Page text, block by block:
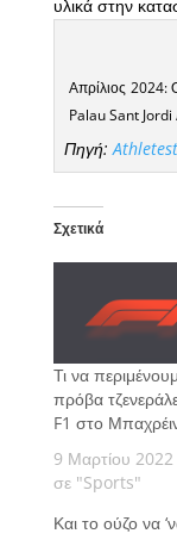
υλικά στην
Απρίλιος 2024:
Palau Sant
Πηγή:
Σχετικά
Τι να
πρόβα
F1 στο
9 Μαρτίου 2022
σε "Sports"
Και το ούζο να